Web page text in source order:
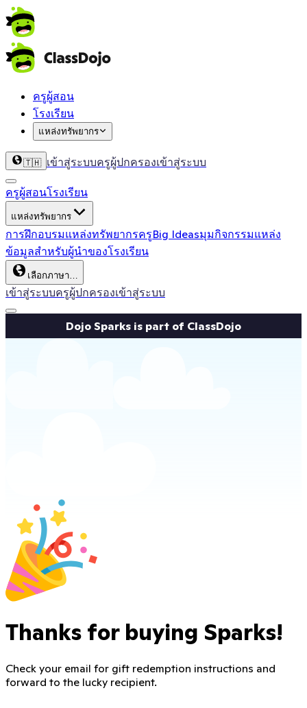
ครูผู้สอน
โรงเรียน
แหล่งทรัพยากร
🇹🇭 เข้าสู่ระบบครูผู้ปกครองเข้าสู่ระบบ
ครูผู้สอนโรงเรียน
แหล่งทรัพยากร
การฝึกอบรมแหล่งทรัพยากรครูBig Ideasมุมกิจกรรมแหล่ง
ข้อมูลสำหรับผู้นำของโรงเรียน
เลือกภาษา…
เข้าสู่ระบบครูผู้ปกครองเข้าสู่ระบบ
Dojo Sparks is part of ClassDojo
Thanks for buying Sparks!
Check your email for gift redemption instructions and
forward to the lucky recipient.